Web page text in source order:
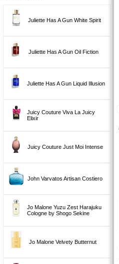
Juliette Has A Gun White Spirit
Juliette Has A Gun Oil Fiction
Juliette Has A Gun Liquid Illusion
Juicy Couture Viva La Juicy
Elixir
Juicy Couture Just Moi Intense
John Varvatos Artisan Costiero
Jo Malone Yuzu Zest Harajuku
Cologne by Shogo Sekine
Jo Malone Velvety Butternut